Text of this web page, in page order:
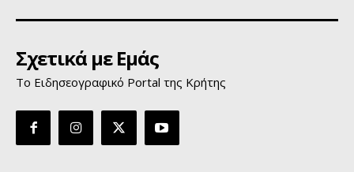
Σχετικά με Εμάς
Το Ειδησεογραφικό Portal της Κρήτης